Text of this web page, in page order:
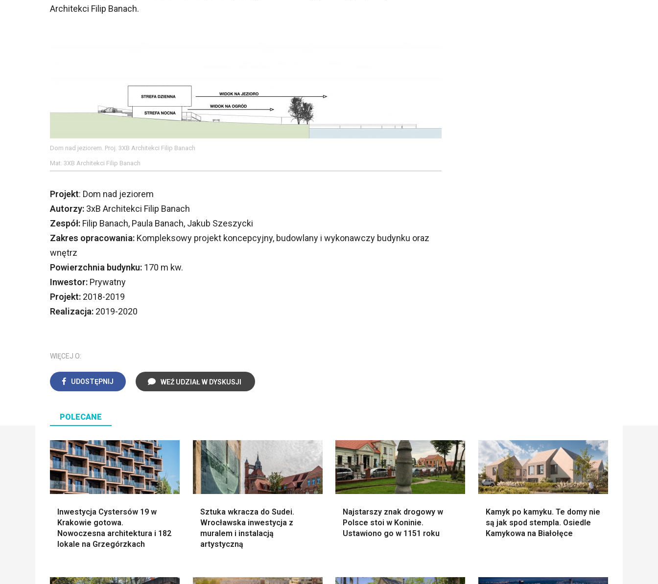
Architekci Filip Banach.
Dom nad jeziorem. Proj. 3XB Architekci Filip Banach
Mat. 3XB Architekci Filip Banach
Projekt: Dom nad jeziorem
Autorzy: 3xB Architekci Filip Banach
Zespół: Filip Banach, Paula Banach, Jakub Szeszycki
Zakres opracowania: Kompleksowy projekt koncepcyjny, budowlany i wykonawczy budynku oraz
wnętrz
Powierzchnia budynku: 170 m kw.
Inwestor: Prywatny
Projekt: 2018-2019
Realizacja: 2019-2020
WIĘCEJ O:
UDOSTĘPNIJ WEŹ UDZIAŁ W DYSKUSJI
POLECANE
Inwestycja Cystersów 19 w
Krakowie gotowa.
Nowoczesna architektura i 182
lokale na Grzegórzkach
Sztuka wkracza do Sudei.
Wrocławska inwestycja z
muralem i instalacją
artystyczną
Najstarszy znak drogowy w
Polsce stoi w Koninie.
Ustawiono go w 1151 roku
Kamyk po kamyku. Te domy nie
są jak spod stempla. Osiedle
Kamykowa na Białołęce